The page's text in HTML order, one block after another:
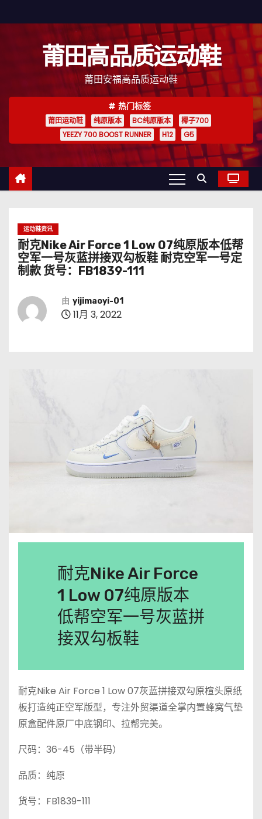
至
莆田高品质运动鞋
莆田安福高品质运动鞋
热门标签
莆田运动鞋 纯原版本 BC纯原版本
椰子700
YEEZY 700 BOOST RUNNER
H12 G5
运动鞋资讯
耐克Nike Air Force 1 Low 07纯原版本低帮
空军一号灰蓝拼接双勾板鞋 耐克空军一号定
制款 货号：FB1839-111
由 yijimaoyi-01
11月 3, 2022
耐克Nike Air Force
1 Low 07纯原版本
低帮空军一号灰蓝拼
接双勾板鞋
耐克Nike Air Force 1 Low 07灰蓝拼接双勾原楦头原纸
板打造纯正空军版型，专注外贸渠道全掌内置蜂窝气垫
原盒配件原厂中底钢印、拉帮完美。
尺码：36-45（带半码）
品质：纯原
货号：FB1839-111